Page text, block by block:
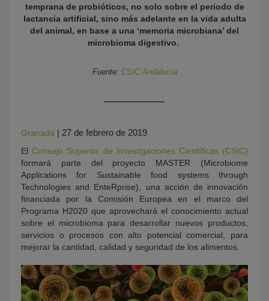
temprana de probióticos, no solo sobre el periodo de
lactancia artificial, sino más adelante en la vida adulta
del animal, en base a una ‘memoria microbiana’ del
microbioma digestivo.
Fuente: CSIC Andalucía
Granada | 27 de febrero de 2019
ElConsejo Superior de Investigaciones Científicas (CSIC)
formará parte del proyecto MASTER (Microbiome
Applications for Sustainable food systems through
Technologies and EnteRprise), una acción de innovación
financiada por la Comisión Europea en el marco del
Programa H2020 que aprovechará el conocimiento actual
sobre el microbioma para desarrollar nuevos productos,
servicios o procesos con alto potencial comercial, para
mejorar la cantidad, calidad y seguridad de los alimentos.